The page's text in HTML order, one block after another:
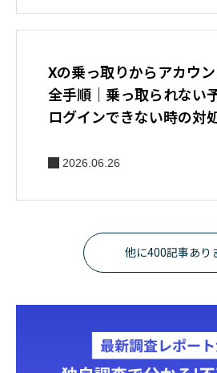
Xの乗っ取りからアカウ
全手順｜乗っ取られない
ログインできない時の対
2026.06.26
他に400記事あり